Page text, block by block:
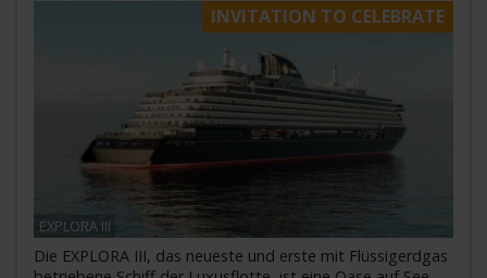
INVITATION TO CELEBRATE
EXPLORA III
Die EXPLORA III, das neueste und erste mit Flüssigerdgas